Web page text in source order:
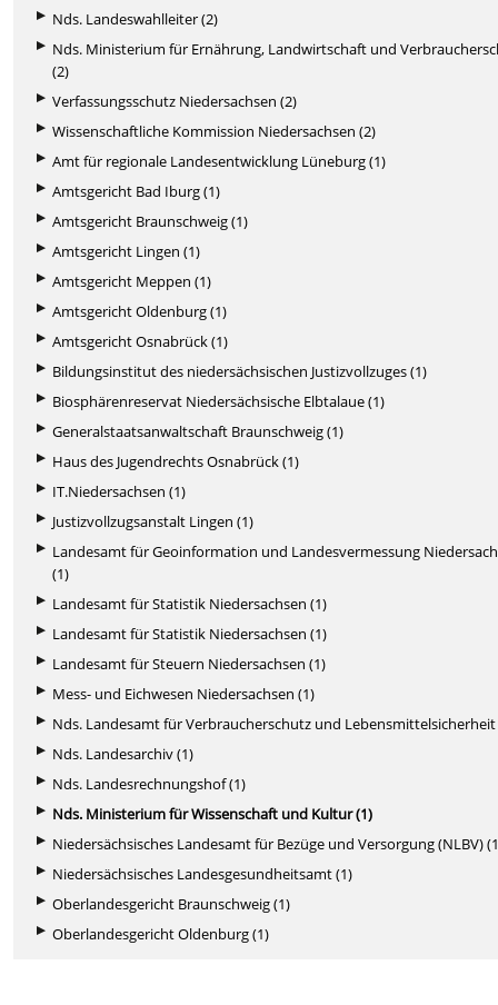
Nds. Landeswahlleiter (2)
Nds. Ministerium für Ernährung, Landwirtschaft und
(2)
Verfassungsschutz Niedersachsen (2)
Wissenschaftliche Kommission Niedersachsen (2)
Amt für regionale Landesentwicklung Lüneburg (1)
Amtsgericht Bad Iburg (1)
Amtsgericht Braunschweig (1)
Amtsgericht Lingen (1)
Amtsgericht Meppen (1)
Amtsgericht Oldenburg (1)
Amtsgericht Osnabrück (1)
Bildungsinstitut des niedersächsischen Justizvollzuges (1)
Biosphärenreservat Niedersächsische Elbtalaue (1)
Generalstaatsanwaltschaft Braunschweig (1)
Haus des Jugendrechts Osnabrück (1)
IT.Niedersachsen (1)
Justizvollzugsanstalt Lingen (1)
Landesamt für Geoinformation und Landesvermessung
(1)
Landesamt für Statistik Niedersachsen (1)
Landesamt für Statistik Niedersachsen (1)
Landesamt für Steuern Niedersachsen (1)
Mess- und Eichwesen Niedersachsen (1)
Nds. Landesamt für Verbraucherschutz und Lebensmittelsicherheit
Nds. Landesarchiv (1)
Nds. Landesrechnungshof (1)
Nds. Ministerium für Wissenschaft und Kultur (1)
Niedersächsisches Landesamt für Bezüge und Versorgung (NLBV)
Niedersächsisches Landesgesundheitsamt (1)
Oberlandesgericht Braunschweig (1)
Oberlandesgericht Oldenburg (1)